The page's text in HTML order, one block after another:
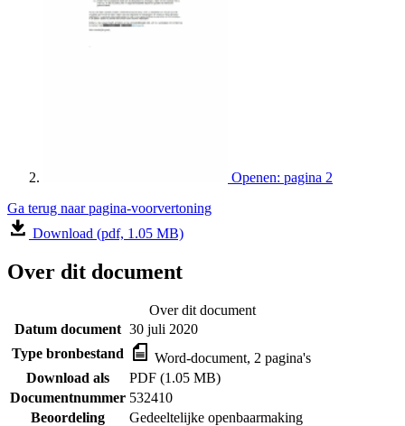
Openen: pagina 2
Ga terug naar pagina-voorvertoning
Download (pdf, 1.05 MB)
Over dit document
Over dit document
Datum document 30 juli 2020
Type bronbestand
Word-document, 2 pagina's
Download als
PDF (1.05 MB)
Documentnummer 532410
Beoordeling
Gedeeltelijke openbaarmaking